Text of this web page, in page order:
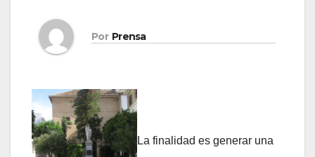
Por Prensa
La finalidad es generar una